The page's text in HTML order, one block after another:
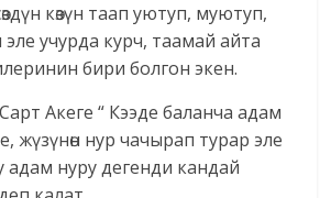
көзүн таап уютуп, муютуп,
учурда курч, таамай айта
бири болгон экен.
Акеге “ Кээде баланча адам
жүзүнөн нур чачырап турар эле
адам нуру дегенди кандай